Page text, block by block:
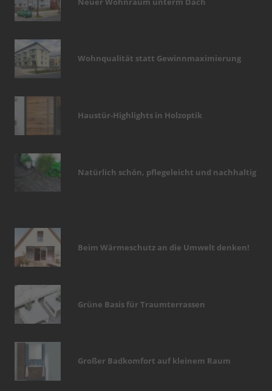
Wohnqualität statt Gewinnmaximierung
Haustür-Highlights in Holzoptik
Natürlich schön, pflegeleicht und nachhaltig
Beim Wärmeschutz an die Umwelt denken!
Grüne Basis für Traumterrassen
Großer Badkomfort auf kleinem Raum